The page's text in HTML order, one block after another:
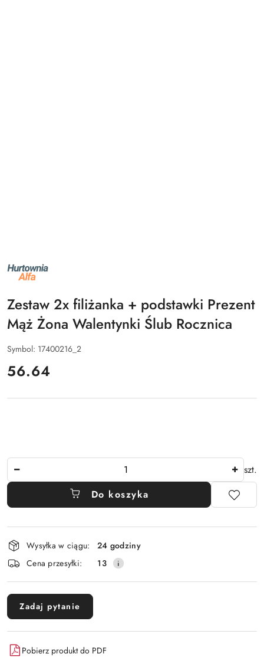
NAZWA
PRODUCENTA:
ALFA
Zestaw 2x filiżanka + podstawki Prezent
Mąż Żona Walentynki Ślub Rocznica
Symbol: 17400216_2
cena:
56.64
szt.
Do koszyka
Dostępność
i
dostawa
Wysyłka w ciągu:
24 godziny
Cena przesyłki:
13
Zadaj pytanie
Pobierz produkt do PDF